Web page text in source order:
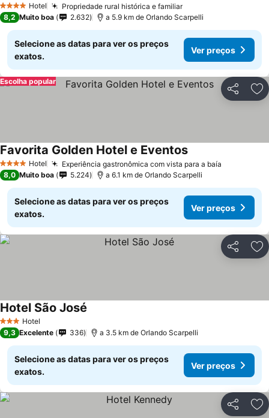
4 EstrelasHotel Propriedade rural histórica e familiarVer preços
8,2 Muito boa 2.632 a 5.9 km de Orlando Scarpelli
Selecione as datas para ver os preços
exatos.
Ver preços
Partilhar
Escolha popular
4 EstrelasHotel Experiência gastronômica com vista para a baía
Favorita Golden Hotel e EventosVer preços
8,0 Muito boa 5.224 a 6.1 km de Orlando Scarpelli
Selecione as datas para ver os preços
exatos.
Ver preços
Partilhar
3 EstrelasHotel
Hotel São José
9,3 Excelente 336 a 3.5 km de Orlando Scarpelli
Selecione as datas para ver os preços
exatos.
Ver preços
Partilhar